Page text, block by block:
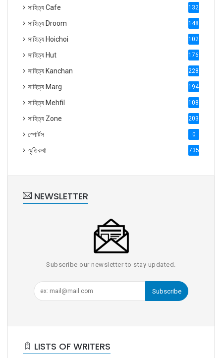
সাহিত্য Cafe 1321
সাহিত্য Droom 1488
সাহিত্য Hoichoi 1027
সাহিত্য Hut 1769
সাহিত্য Kanchan 2287
সাহিত্য Marg 1947
সাহিত্য Mehfil 1088
সাহিত্য Zone 2035
স্পোর্টস 0
স্মৃতিকথা 735
NEWSLETTER
Subscribe our newsletter to stay updated.
Subscribe
LISTS OF WRITERS